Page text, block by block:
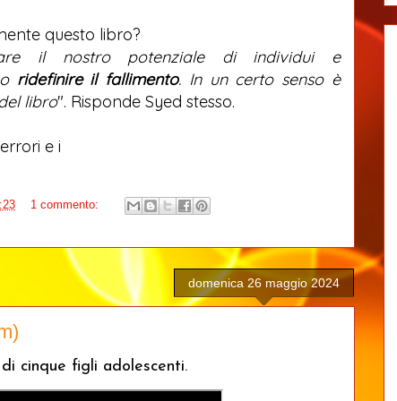
questo libro?
il nostro potenziale di individui e
ridefinire il fallimento. In un certo senso è
libro". Risponde Syed stesso.
e i
1 commento:
domenica 26 maggio 2024
cinque figli adolescenti.